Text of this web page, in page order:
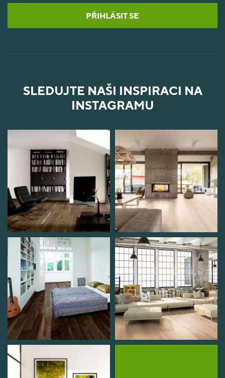
PŘIHLÁSIT SE
SLEDUJTE NAŠI INSPIRACI NA
INSTAGRAMU